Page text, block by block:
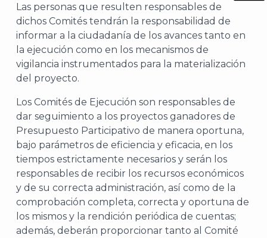
Las personas que resulten responsables de
dichos Comités tendrán la responsabilidad de
informar a la ciudadanía de los avances tanto en
la ejecución como en los mecanismos de
vigilancia instrumentados para la materialización
del proyecto.
Los Comités de Ejecución son responsables de
dar seguimiento a los proyectos ganadores de
Presupuesto Participativo de manera oportuna,
bajo parámetros de eficiencia y eficacia, en los
tiempos estrictamente necesarios y serán los
responsables de recibir los recursos económicos
y de su correcta administración, así como de la
comprobación completa, correcta y oportuna de
los mismos y la rendición periódica de cuentas;
además, deberán proporcionar tanto al Comité